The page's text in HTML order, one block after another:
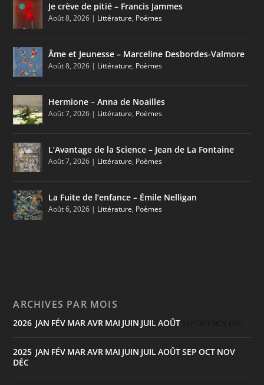
Je crève de pitié – Francis Jammes
Août 8, 2026 | Littérature, Poèmes
Âme et Jeunesse – Marceline Desbordes-Valmore
Août 8, 2026 | Littérature, Poèmes
Hermione – Anna de Noailles
Août 7, 2026 | Littérature, Poèmes
L’Avantage de la Science – Jean de La Fontaine
Août 7, 2026 | Littérature, Poèmes
La Fuite de l’enfance – Émile Nelligan
Août 6, 2026 | Littérature, Poèmes
ARCHIVES PAR MOIS
2026 JAN FÉV MARAVR MAI JUIN JUILAOÛT
2025 JAN FÉV MARAVR MAI JUIN JUILAOÛTSEP OCT NOV
DÉC